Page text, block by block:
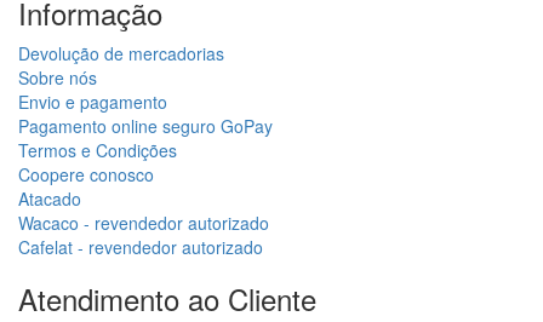
Informação
Devolução de mercadorias
Sobre nós
Envio e pagamento
Pagamento online seguro GoPay
Termos e Condições
Coopere conosco
Atacado
Wacaco - revendedor autorizado
Cafelat - revendedor autorizado
Atendimento ao Cliente